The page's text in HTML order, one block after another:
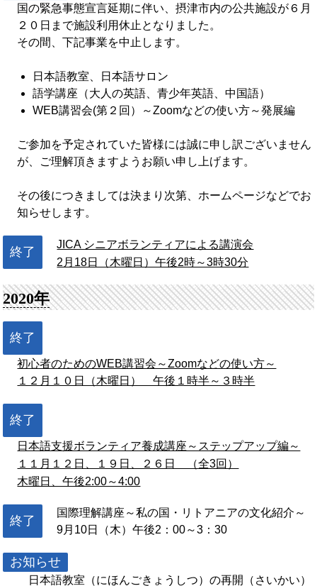
国の緊急事態宣言延期に伴い、摂津市内の公共施設が６月
２０日まで施設利用休止となりました。
その間、下記事業を中止します。
日本語教室、日本語サロン
語学講座（大人の英語、青少年英語、中国語）
WEB講習会(第２回）～Zoomなどの使い方～発展編
ご参加を予定されていた皆様には誠に申し訳ございません
が、ご理解頂きますようお願い申し上げます。
その後につきましては決まり次第、ホームページなどでお
知らせします。
終了
JICA シニアボランティアによる講演会
2月18日（木曜日）午後2時～3時30分
2020年
終了
初心者のためのWEB講習会～Zoomなどの使い方～
１２月１０日（木曜日） 午後１時半～３時半
終了
日本語支援ボランティア養成講座～ステップアップ編～
１１月１２日、１９日、２６日 （全3回）
木曜日、午後2:00～4:00
終了
国際理解講座～私の国・リトアニアの文化紹介～
9月10日（木）午後2：00～3：30
お知らせ
日本語教室（にほんごきょうしつ）の再開（さいかい）